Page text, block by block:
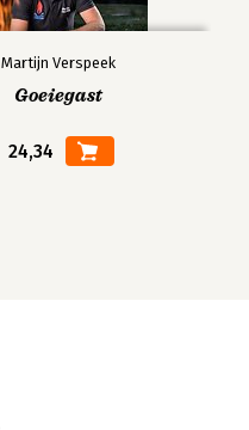
Martijn Verspeek
Goeiegast
24,34